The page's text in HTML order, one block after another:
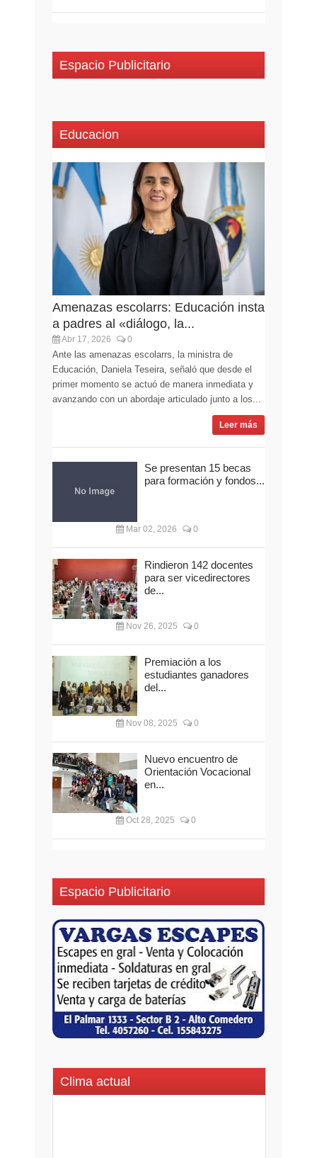
Espacio Publicitario
Educacion
Amenazas escolarrs: Educación insta
a padres al «diálogo, la...
Abr 17, 2026 0
Ante las amenazas escolarrs, la ministra de
Educación, Daniela Teseira, señaló que desde el
primer momento se actuó de manera inmediata y
avanzando con un abordaje articulado junto a los...
Leer más
Se presentan 15 becas
para formación y fondos...
Mar 02, 2026 0
Rindieron 142 docentes
para ser vicedirectores
de...
Nov 26, 2025 0
Premiación a los
estudiantes ganadores
del...
Nov 08, 2025 0
Nuevo encuentro de
Orientación Vocacional
en...
Oct 28, 2025 0
Espacio Publicitario
Clima actual